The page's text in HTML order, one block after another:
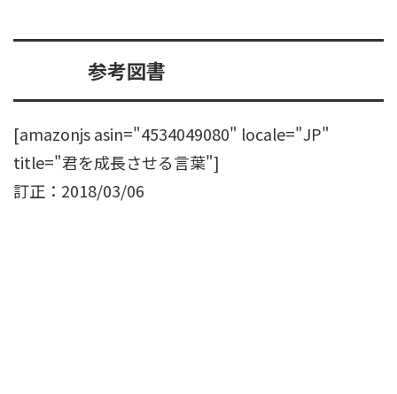
参考図書
[amazonjs asin="4534049080" locale="JP"
title="君を成長させる言葉"]
訂正：2018/03/06